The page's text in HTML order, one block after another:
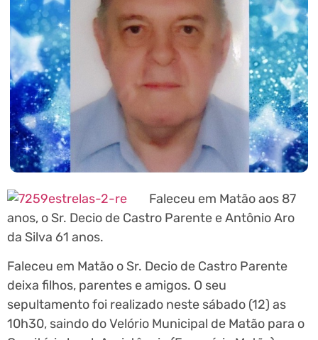
Faleceu em Matão aos 87
anos, o Sr. Decio de Castro Parente e Antônio Aro
da Silva 61 anos.
Faleceu em Matão o Sr. Decio de Castro Parente
deixa filhos, parentes e amigos. O seu
sepultamento foi realizado neste sábado (12) as
10h30, saindo do Velório Municipal de Matão para o